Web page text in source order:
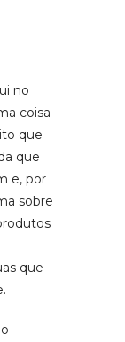
no
coisa
que
que
e, por
sobre
que